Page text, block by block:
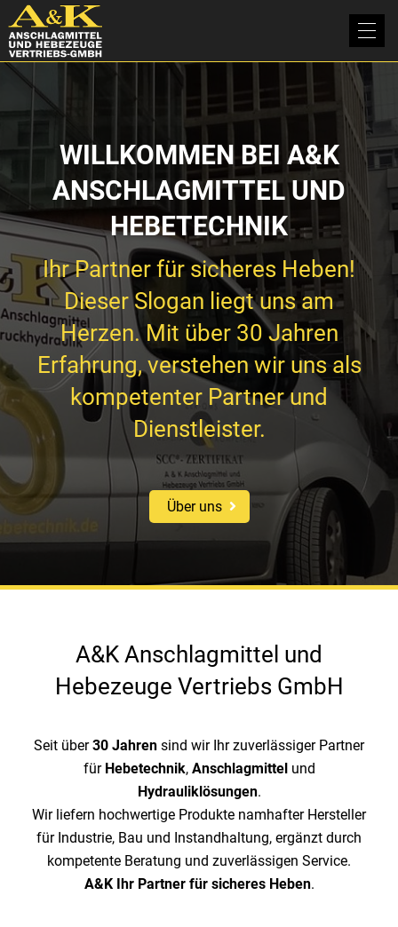
WILLKOMMEN BEI A&K
ANSCHLAGMITTEL UND
HEBETECHNIK
Ihr Partner für sicheres Heben!
Dieser Slogan liegt uns am
Herzen. Mit über 30 Jahren
Erfahrung, verstehen wir uns als
kompetenter Partner und
Dienstleister.
Über uns
A&K Anschlagmittel und
Hebezeuge Vertriebs GmbH
Seit über30 Jahren sind wir Ihr zuverlässiger Partner
für Hebetechnik, Anschlagmittel und
Hydrauliklösungen.
Wir liefern hochwertige Produkte namhafter Hersteller
für Industrie, Bau und Instandhaltung, ergänzt durch
kompetente Beratung und zuverlässigen Service.
A&K Ihr Partner für sicheres Heben.